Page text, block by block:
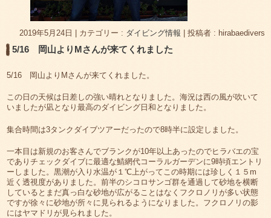
2019年5月24日 カテゴリー : ダイビング情報 投稿者 : hirabaedivers
5/16 岡山よりMさんが来てくれました
5/16 岡山よりMさんが来てくれました。
この日の天候は日差しの強い晴れとなりました。海況は西の風が吹いて
いましたが凪となり最高のダイビング日和となりました。
集合時間は3タンクダイブツアーだったので8時半に設定しました。
一本目は新規のお客さんでブランクが10年以上あったのでヒラバエの宝
でありチェックダイブに最適な鯖網代コーラルガーデンに9時頃エントリ
ーしました。黒潮が入り水温が１℃上がってこの時期には珍しく１５m
近く透視度がありました。前半のシコロサンゴ群を通過して砂地を横断
しているとまだ真っ白な砂地が広がることはなくフクロノリが多い状態
ですが徐々に砂地が所々に見られるようになりました。フクロノリの影
にはヤマドリが見られました。